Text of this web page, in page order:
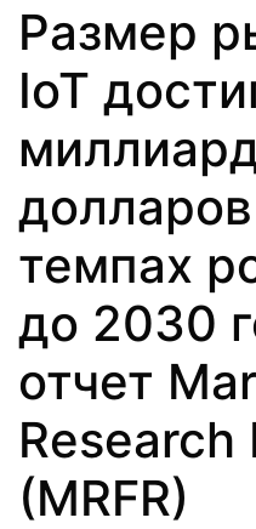
Размер
IoT
темпах
до 2030
отчет
Research
(MRFR)